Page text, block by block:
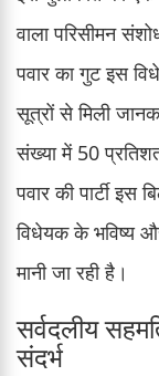
वाला परिसीमन
पवार का गुट इस
सूत्रों से मिली
संख्या में 50
पवार की पार्टी
विधेयक के भविष्य
मानी जा रही है।
सर्वदलीय
संदर्भ